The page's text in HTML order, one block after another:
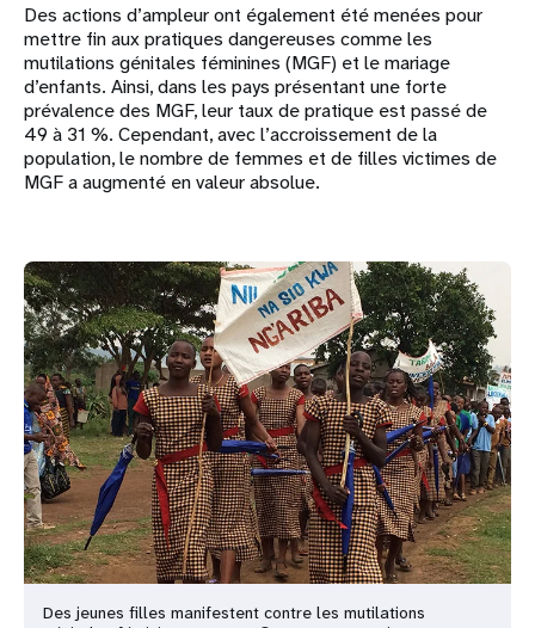
Des actions d’ampleur ont également été menées pour
mettre fin aux pratiques dangereuses comme les
mutilations génitales féminines (MGF) et le mariage
d’enfants. Ainsi, dans les pays présentant une forte
prévalence des MGF, leur taux de pratique est passé de
49 à 31 %. Cependant, avec l’accroissement de la
population, le nombre de femmes et de filles victimes de
MGF a augmenté en valeur absolue.
Des jeunes filles manifestent contre les mutilations